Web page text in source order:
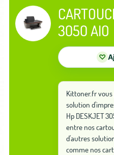
3050 AIO
♡
Kittoner.fr
solution
Hp DESKJET
entre nos
d'autres
comme nos